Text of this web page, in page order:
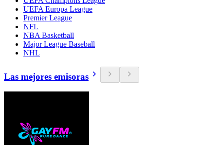
UEFA Europa League
Premier League
NFL
NBA Basketball
Major League Baseball
NHL
Las mejores emisoras